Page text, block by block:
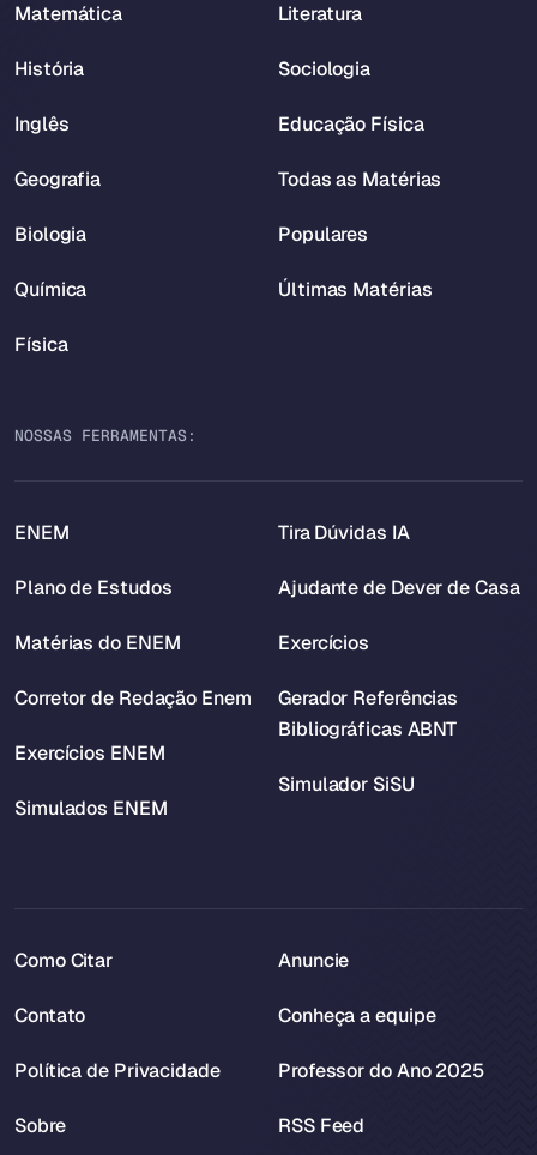
Matemática
História
Inglês
Geografia
Biologia
Química
Física
Literatura
Sociologia
Educação Física
Todas as Matérias
Populares
Últimas Matérias
NOSSAS FERRAMENTAS:
ENEM
Plano de Estudos
Matérias do ENEM
Corretor de Redação Enem
Exercícios ENEM
Simulados ENEM
Tira Dúvidas IA
Ajudante de Dever de Casa
Exercícios
Gerador Referências
Bibliográficas ABNT
Simulador SiSU
Como Citar
Contato
Política de Privacidade
Sobre
Anuncie
Conheça a equipe
Professor do Ano 2025
RSS Feed